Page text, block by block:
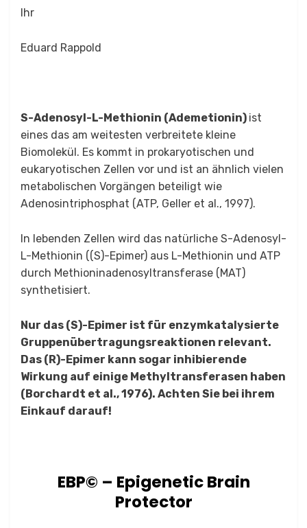
Ihr
Eduard Rappold
S-Adenosyl-L-Methionin (Ademetionin) ist
eines das am weitesten verbreitete kleine
Biomolekül. Es kommt in prokaryotischen und
eukaryotischen Zellen vor und ist an ähnlich vielen
metabolischen Vorgängen beteiligt wie
Adenosintriphosphat (ATP, Geller et al., 1997).
In lebenden Zellen wird das natürliche S-Adenosyl-
L-Methionin ((S)-Epimer) aus L-Methionin und ATP
durch Methioninadenosyltransferase (MAT)
synthetisiert.
Nur das (S)-Epimer ist für enzymkatalysierte
Gruppenübertragungsreaktionen relevant.
Das (R)-Epimer kann sogar inhibierende
Wirkung auf einige Methyltransferasen haben
(Borchardt et al., 1976). Achten Sie bei ihrem
Einkauf darauf!
EBP© – Epigenetic Brain
Protector